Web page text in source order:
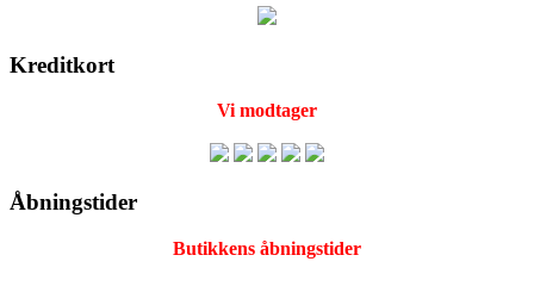
Kreditkort
Vi modtager
Åbningstider
Butikkens åbningstider